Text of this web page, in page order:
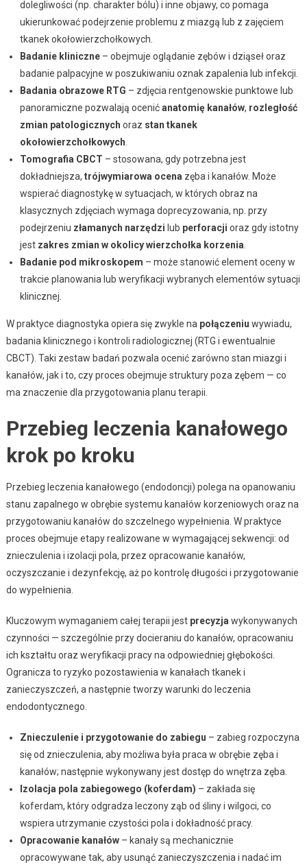
dolegliwości (np. charakter bólu) i inne objawy, co pomaga
ukierunkować podejrzenie problemu z miazgą lub z zajęciem
tkanek okołowierzchołkowych.
Badanie kliniczne– obejmuje oglądanie zębów i dziąseł oraz
badanie palpacyjne w poszukiwaniu oznak zapalenia lub infekcji.
Badania obrazowe RTG – zdjęcia rentgenowskie punktowe lub
panoramiczne pozwalają ocenićanatomię kanałów, rozległość
zmian patologicznych oraz stan tkanek
okołowierzchołkowych
Tomografia CBCT – stosowana, gdy potrzebna jest
dokładniejsza, trójwymiarowa ocena zęba i kanałów. Może
wspierać diagnostykę w sytuacjach, w których obraz na
klasycznych zdjęciach wymaga doprecyzowania, np. przy
podejrzeniu złamanych narzędzi lub perforacji oraz gdy istotny
jest zakres zmian w okolicy wierzchołka korzenia
Badanie pod mikroskopem – może stanowić element oceny w
trakcie planowania lub weryfikacji wybranych elementów sytuacji
klinicznej.
W praktyce diagnostyka opiera się zwykle na połączeniu wywiadu,
badania klinicznego i kontroli radiologicznej (RTG i ewentualnie
CBCT). Taki zestaw badań pozwala ocenić zarówno stan miazgi i
kanałów, jak i to, czy proces obejmuje struktury poza zębem — co
ma znaczenie dla przygotowania planu terapii.
Przebieg leczenia kanałowego
krok po kroku
Przebieg leczenia kanałowego (endodoncji) polega na opanowaniu
stanu zapalnego w obrębie systemu kanałów korzeniowych oraz na
przygotowaniu kanałów do szczelnego wypełnienia. W praktyce
proces obejmuje etapy realizowane w wymagającej sekwencji: od
znieczulenia i izolacji pola, przez opracowanie kanałów,
oczyszczanie i dezynfekcję, aż po kontrolę długości i przygotowanie
do wypełnienia.
Kluczowym wymaganiem całej terapii jest precyzja wykonywanych
czynności — szczególnie przy docieraniu do kanałów, opracowaniu
ich kształtu oraz weryfikacji pracy na odpowiedniej głębokości.
Ogranicza to ryzyko pozostawienia w kanałach tkanek i
zanieczyszczeń, a następnie tworzy warunki do leczenia
endodontycznego.
Znieczulenie i przygotowanie do zabiegu – zabieg rozpoczyna
się od znieczulenia, aby możliwa była praca w obrębie zęba i
kanałów; następnie wykonywany jest dostęp do wnętrza zęba.
Izolacja pola zabiegowego (koferdam) – zakłada się
koferdam, który odgradza leczony ząb od śliny i wilgoci, co
wspiera utrzymanie czystości pola i dokładność pracy.
Opracowanie kanałów– kanały są mechanicznie
opracowywane tak, aby usunąć zanieczyszczenia i nadać im